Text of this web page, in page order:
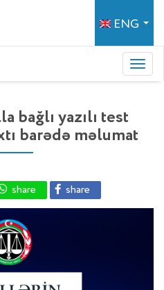
ENG
bağlı yazılı test
barədə məlumat
share share